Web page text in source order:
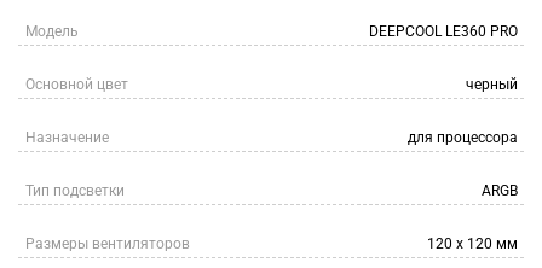
Модель DEEPCOOL LE360 PRO
Основной цвет черный
Назначение для процессора
Тип подсветки ARGB
Размеры вентиляторов 120 x 120 мм